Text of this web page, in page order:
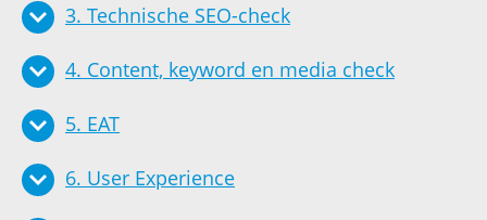
3. Technische SEO-check
4. Content, keyword en media check
5. EAT
6. User Experience